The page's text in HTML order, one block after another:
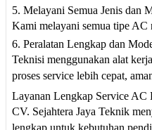
5. Melayani Semua Jenis dan
Kami melayani semua tipe AC
6. Peralatan Lengkap dan
Teknisi menggunakan alat
proses service lebih cepat,
Layanan Lengkap Service AC
CV. Sejahtera Jaya Teknik